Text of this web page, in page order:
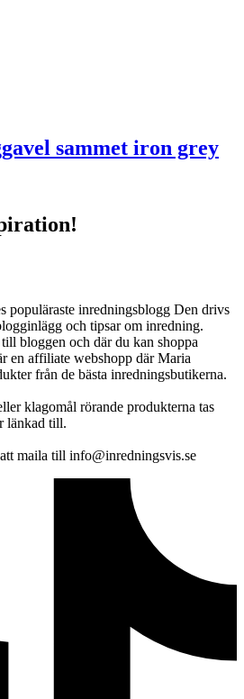
sammet iron grey
populäraste inredningsblogg Den drivs
och tipsar om inredning.
bloggen och där du kan shoppa
en affiliate webshopp där Maria
från de bästa inredningsbutikerna.
klagomål rörande produkterna tas
länkad till.
maila till info@inredningsvis.se